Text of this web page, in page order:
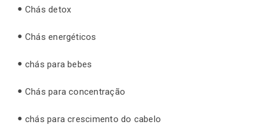
Chás detox
Chás energéticos
chás para bebes
Chás para concentração
chás para crescimento do cabelo